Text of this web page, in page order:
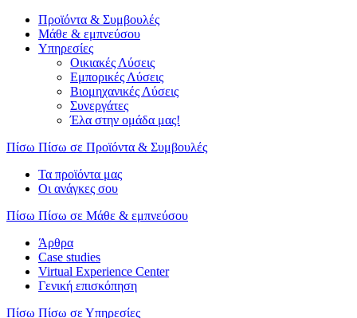
Προϊόντα & Συμβουλές
Μάθε & εμπνεύσου
Υπηρεσίες
Οικιακές Λύσεις
Εμπορικές Λύσεις
Βιομηχανικές Λύσεις
Συνεργάτες
Έλα στην ομάδα μας!
Πίσω Πίσω σε Προϊόντα & Συμβουλές
Τα προϊόντα μας
Οι ανάγκες σου
Πίσω Πίσω σε Μάθε & εμπνεύσου
Άρθρα
Case studies
Virtual Experience Center
Γενική επισκόπηση
Πίσω Πίσω σε Υπηρεσίες